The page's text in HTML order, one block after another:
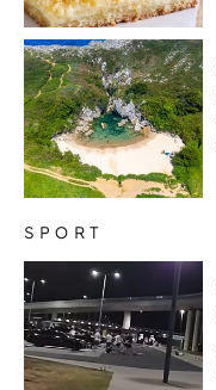
SPORT